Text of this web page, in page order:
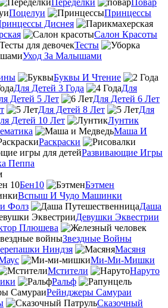
Поцелуи
Принцессы
Диснея
Салон Красоты
Тесты
Уход За Малышами
Буквы И Чтение
Для Детей 3 Года
Для
Детей 5 Лет
Для Детей 6 Лет
Для Детей 8 Лет
Для
Детей 10 Лет
Лунтик
Маша И
Раскраски
Развивающие Игры
Пеппа
Бен10
Бэтмен
Вспыш И Чудо Машинки
Фолз
Даша
Девушки Эквестрии
Плюшева
Звездные Войны
Ниндзя
Масяня
Ми-Ми-Мишки
Мстители
Наруто
Ральф
Рейнджеры Самураи
Сказочный